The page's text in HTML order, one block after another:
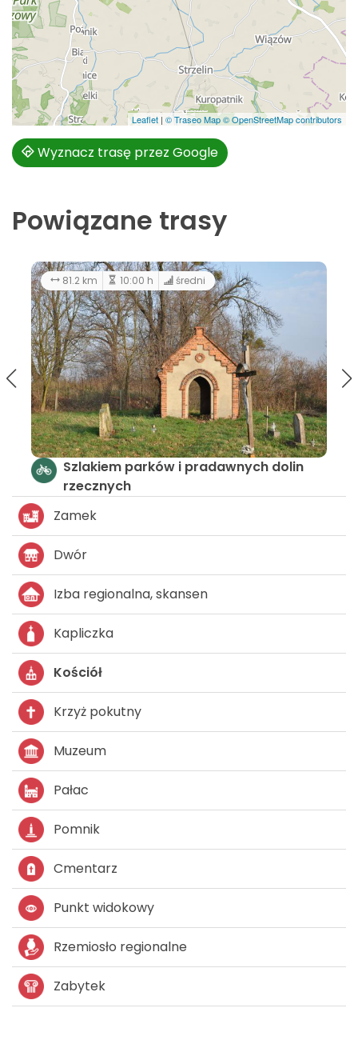
Leaflet | © Traseo Map© OpenStreetMap contributors
Wyznacz trasę przez Google
Powiązane trasy
259 km 12:00 h
W poszukiwaniu pereł renesansu,
baroku, klasycyzmu
Zamek
Dwór
Izba regionalna, skansen
Kapliczka
Kościół
Krzyż pokutny
Muzeum
Pałac
Pomnik
Cmentarz
Punkt widokowy
Rzemiosło regionalne
Zabytek